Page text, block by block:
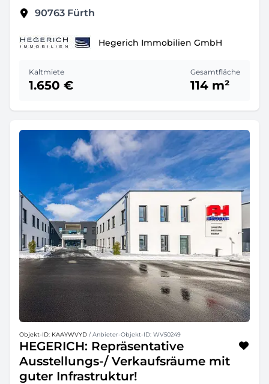
90763 Fürth
Hegerich Immobilien GmbH
Kaltmiete
1.650 €
Gesamtfläche
114 m²
Objekt-ID: KAAYWVYD / Anbieter-Objekt-ID: WV50249
HEGERICH: Repräsentative
Ausstellungs-/ Verkaufsräume mit
guter Infrastruktur!